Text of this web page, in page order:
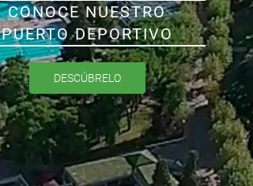
CONOCE NUESTRO
PUERTO DEPORTIVO
DESCÚBRELO